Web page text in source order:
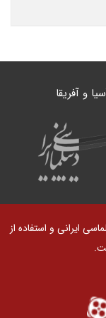
و آفریقا
ایرانی و استفاده از